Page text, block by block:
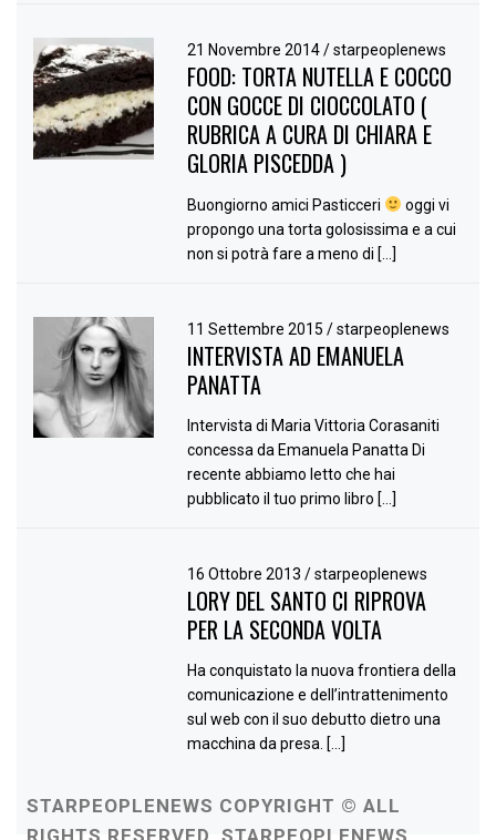
21 Novembre 2014/ starpeoplenews
FOOD: TORTA NUTELLA E COCCO
CON GOCCE DI CIOCCOLATO (
RUBRICA A CURA DI CHIARA E
GLORIA PISCEDDA )
Buongiorno amici Pasticceri
oggi vi
propongo una torta golosissima e a cui
non si potrà fare a meno di […]
11 Settembre 2015/ starpeoplenews
INTERVISTA AD EMANUELA
PANATTA
Intervista di Maria Vittoria Corasaniti
concessa da Emanuela Panatta Di
recente abbiamo letto che hai
pubblicato il tuo primo libro […]
16 Ottobre 2013/ starpeoplenews
LORY DEL SANTO CI RIPROVA
PER LA SECONDA VOLTA
Ha conquistato la nuova frontiera della
comunicazione e dell’intrattenimento
sul web con il suo debutto dietro una
macchina da presa. […]
STARPEOPLENEWS COPYRIGHT © ALL